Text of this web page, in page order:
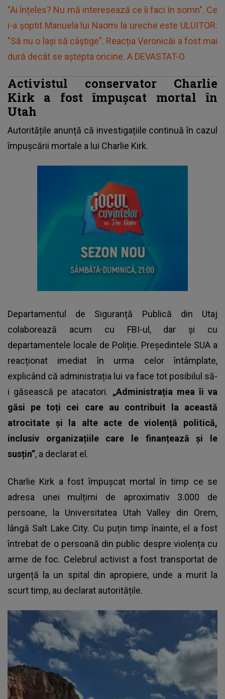
"Ai înțeles? Nu mă interesează ce îi faci în somn". Ce
i-a șoptit Manuela lui Naomi la ureche este ULUITOR:
"Să nu o lași să câștige". Reacția Veronicăi a fost mai
dură decât se aștepta oricine. A DEVASTAT-O
Activistul conservator Charlie
Kirk a fost împușcat mortal în
Utah
Autoritățile anunță că investigațiile continuă în cazul
împușcării mortale a lui Charlie Kirk.
Departamentul de Siguranță Publică din Utaj
colaborează acum cu FBI-ul, dar și cu
departamentele locale de Poliție. Președintele SUA a
reacționat imediat în urma celor întâmplate,
explicând că administrația lui va face tot posibilul să-
i găsească pe atacatori. „Administrația mea îi va
găsi pe toți cei care au contribuit la această
atrocitate și la alte acte de violență politică,
inclusiv organizațiile care le finanțează și le
susțin”, a declarat el.
Charlie Kirk a fost împușcat mortal în timp ce se
adresa unei mulțimi de aproximativ 3.000 de
persoane, la Universitatea Utah Valley din Orem,
lângă Salt Lake City. Cu puțin timp înainte, el a fost
întrebat de o persoană din public despre violența cu
arme de foc. Celebrul activist a fost transportat de
urgență la un spital din apropiere, unde a murit la
scurt timp, au declarat autoritățile.